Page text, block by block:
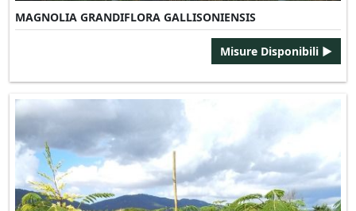
MAGNOLIA GRANDIFLORA GALLISONIENSIS
Misure Disponibili ►